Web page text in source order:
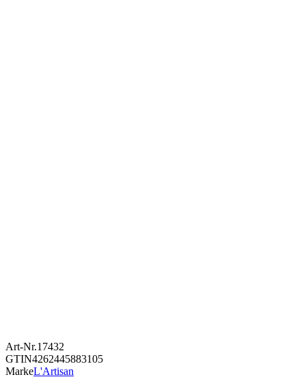
Art-Nr.17432
GTIN4262445883105
MarkeL'Artisan